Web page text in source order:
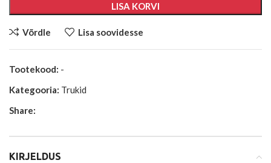
LISA KORVI
Võrdle Lisa soovidesse
Tootekood: -
Kategooria: Trukid
Share:
KIRJELDUS